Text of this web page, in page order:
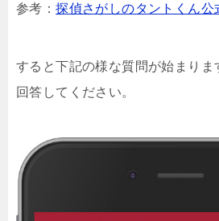
参考：探偵さがしのタントくん公
すると下記の様な質問が始まり
回答してください。